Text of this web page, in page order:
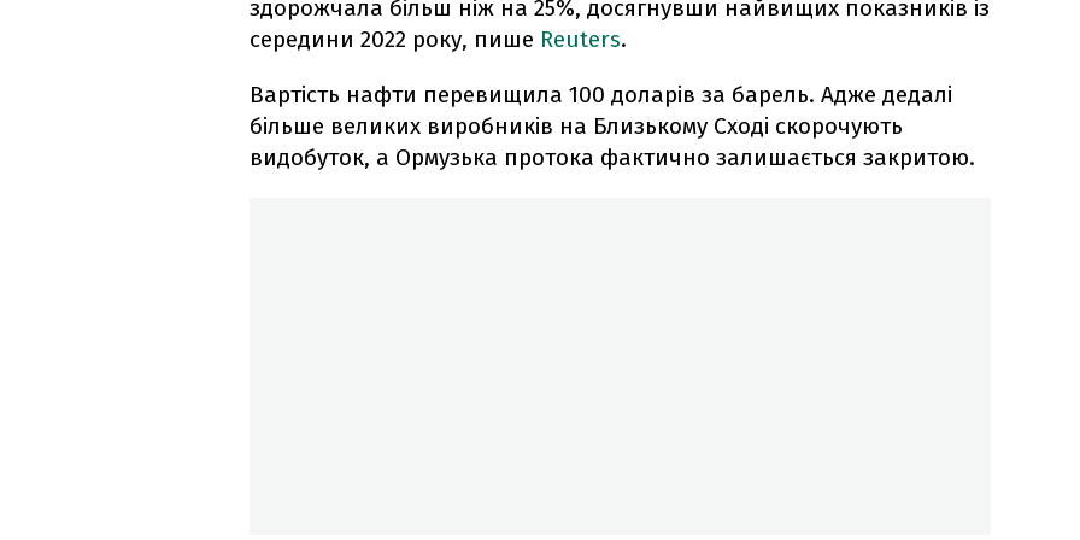
здорожчала більш ніж на 25%, досягнувши найвищих показників із
середини 2022 року, пише Reuters.
Вартість нафти перевищила 100 доларів за барель. Адже дедалі
більше великих виробників на Близькому Сході скорочують
видобуток, а Ормузька протока фактично залишається закритою.